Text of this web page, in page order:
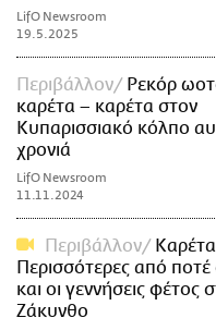
LifO Newsroom
19.5.2025
Περιβάλλον
Ρεκόρ
καρέτα – καρέτα στον
Κυπαρισσιακό κόλπο
χρονιά
LifO Newsroom
11.11.2024
Περιβάλλον
Περισσότερες από ποτέ
και οι γεννήσεις φέτος
Ζάκυνθο